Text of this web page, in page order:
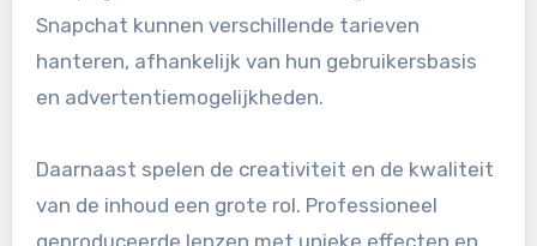
Snapchat kunnen verschillende tarieven
hanteren, afhankelijk van hun gebruikersbasis
en advertentiemogelijkheden.
Daarnaast spelen de creativiteit en de kwaliteit
van de inhoud een grote rol. Professioneel